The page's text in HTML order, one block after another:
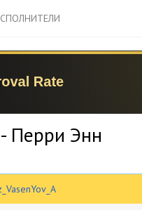
Перри Энн